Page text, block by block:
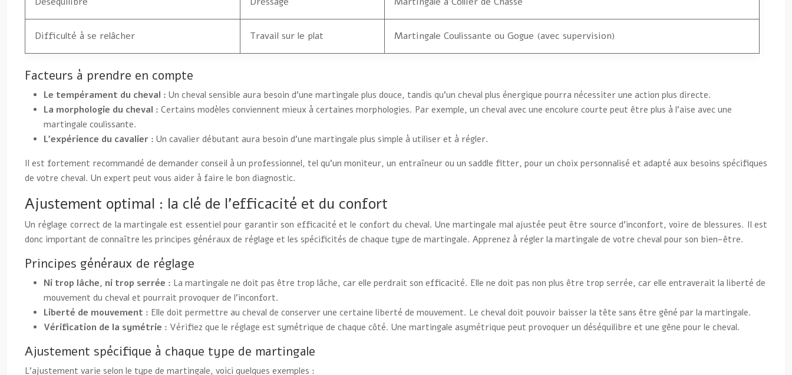
Difficulté à se relâcher Travail sur le plat Martingale Coulissante ou Gogue (avec supervision)
Facteurs à prendre en compte
Le tempérament du cheval : Un cheval sensible aura besoin d’une martingale plus douce, tandis qu’un cheval plus énergique pourra nécessiter une action plus directe.
La morphologie du cheval : Certains modèles conviennent mieux à certaines morphologies. Par exemple, un cheval avec une encolure courte peut être plus à l’aise avec une
martingale coulissante.
L’expérience du cavalier : Un cavalier débutant aura besoin d’une martingale plus simple à utiliser et à régler.
Il est fortement recommandé de demander conseil à un professionnel, tel qu’un moniteur, un entraîneur ou un saddle fitter, pour un choix personnalisé et adapté aux besoins spécifiques
de votre cheval. Un expert peut vous aider à faire le bon diagnostic.
Ajustement optimal : la clé de l’efficacité et du confort
Un réglage correct de la martingale est essentiel pour garantir son efficacité et le confort du cheval. Une martingale mal ajustée peut être source d’inconfort, voire de blessures. Il est
donc important de connaître les principes généraux de réglage et les spécificités de chaque type de martingale. Apprenez à régler la martingale de votre cheval pour son bien-être.
Principes généraux de réglage
Ni trop lâche, ni trop serrée : La martingale ne doit pas être trop lâche, car elle perdrait son efficacité. Elle ne doit pas non plus être trop serrée, car elle entraverait la liberté de
mouvement du cheval et pourrait provoquer de l’inconfort.
Liberté de mouvement : Elle doit permettre au cheval de conserver une certaine liberté de mouvement. Le cheval doit pouvoir baisser la tête sans être gêné par la martingale.
Vérification de la symétrie : Vérifiez que le réglage est symétrique de chaque côté. Une martingale asymétrique peut provoquer un déséquilibre et une gêne pour le cheval.
Ajustement spécifique à chaque type de martingale
L’ajustement varie selon le type de martingale, voici quelques exemples :